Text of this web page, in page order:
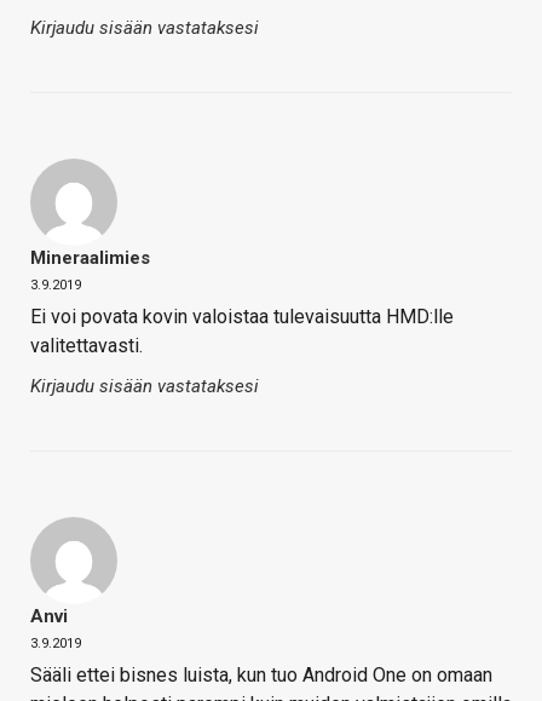
Kirjaudu sisään vastataksesi
Mineraalimies
3.9.2019
Ei voi povata kovin valoistaa tulevaisuutta HMD:lle
valitettavasti.
Kirjaudu sisään vastataksesi
Anvi
3.9.2019
Sääli ettei bisnes luista, kun tuo Android One on omaan